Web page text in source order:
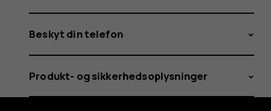
Beskyt din telefon
Produkt- og sikkerhedsoplysninger